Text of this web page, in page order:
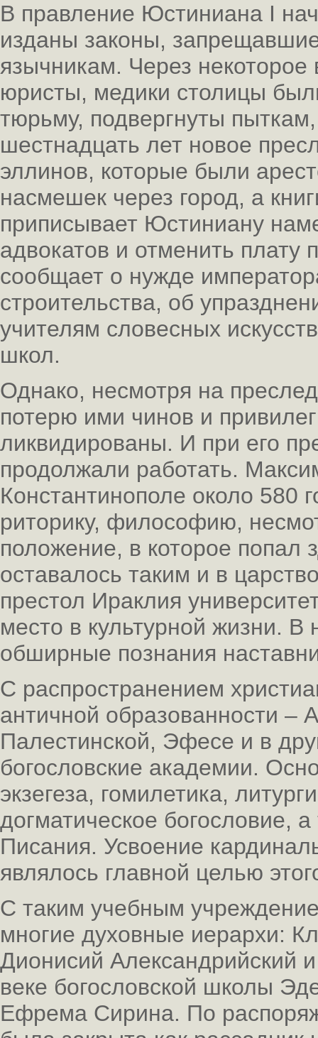
В правление Юстиниана I
изданы законы,
язычникам. Через
юристы, медики столицы
тюрьму, подвергнуты
шестнадцать лет новое
эллинов, которые были
насмешек через город, а
приписывает Юстиниану
адвокатов и отменить
сообщает о нужде
строительства, об
учителям словесных
школ.
Однако, несмотря на
потерю ими чинов и
ликвидированы. И при его
продолжали работать.
Константинополе около 580
риторику, философию,
положение, в которое попал
оставалось таким и в
престол Ираклия
место в культурной жизни. В
обширные познания
С распространением
античной образованности –
Палестинской, Эфесе и в
богословские академии.
экзегеза, гомилетика,
догматическое богословие,
Писания. Усвоение
являлось главной целью
С таким учебным
многие духовные иерархи:
Дионисий Александрийский
веке богословской школы
Ефрема Сирина. По